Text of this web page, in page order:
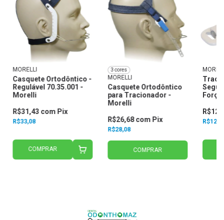
MORELLI
Casquete Ortodôntico -
Regulável 70.35.001 -
Morelli
R$33,08
R$31,43 com Pix
COMPRAR
3 cores
MORELLI
Casquete Ortodôntico
para Tracionador -
Morelli
R$28,08
R$26,68com Pix
COMPRAR